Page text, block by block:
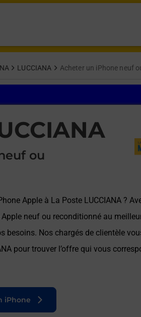
LUCCIANA Acheter un iPhone neuf
ou
Apple à La Poste LUCCIANA ?
neuf ou reconditionné au
besoins. Nos chargés de clientèle
pour trouver l’offre qui vous
iPhone